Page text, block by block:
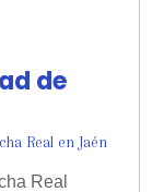
de
Real en Jaén
Real